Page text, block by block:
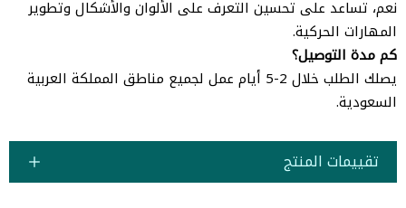
نعم، تساعد على تحسين التعرف على الألوان والأشكال وتطوير
المهارات الحركية.
كم مدة التوصيل؟
يصلك الطلب خلال 2-5 أيام عمل لجميع مناطق المملكة العربية
السعودية.
تقييمات المنتج